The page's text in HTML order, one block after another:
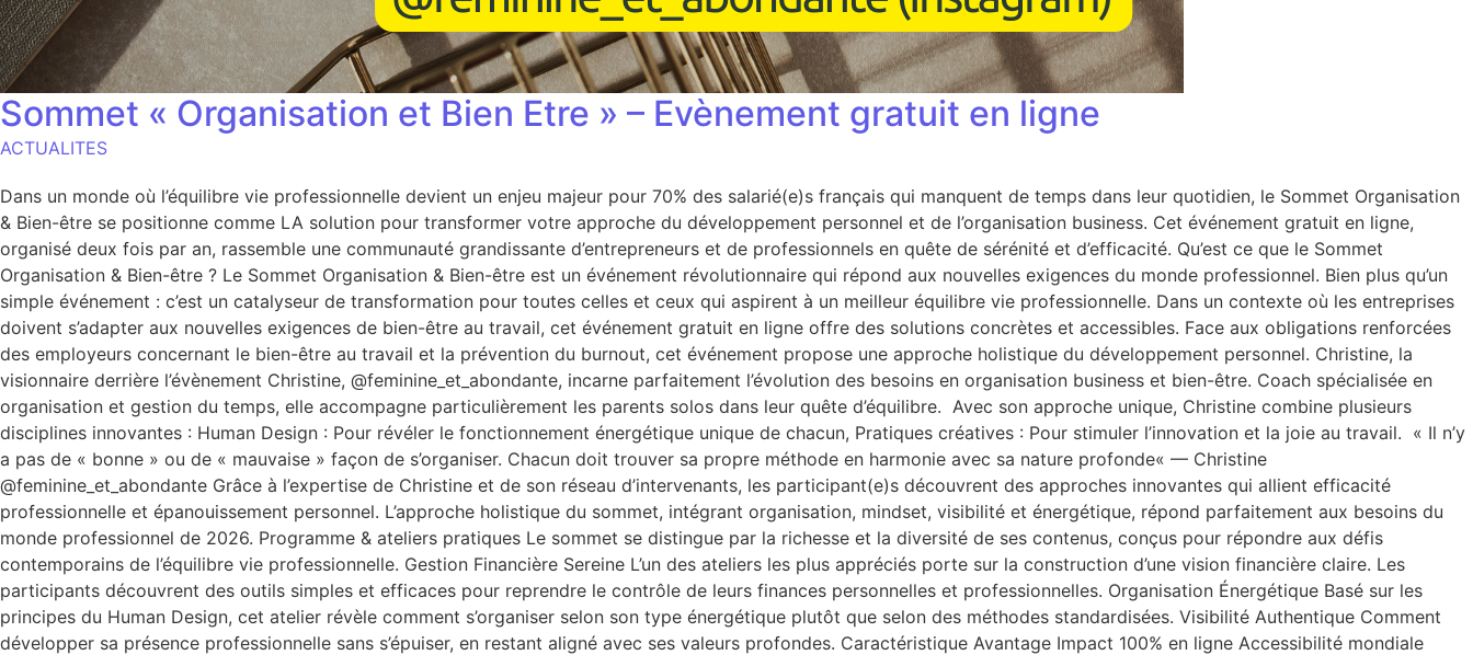
Sommet « Organisation et Bien Etre » – Evènement gratuit en ligne
ACTUALITES
Dans un monde où l’équilibre vie professionnelle devient un enjeu majeur pour 70% des salarié(e)s français qui manquent de temps dans leur quotidien, le Sommet Organisation
& Bien-être se positionne comme LA solution pour transformer votre approche du développement personnel et de l’organisation business. Cet événement gratuit en ligne,
organisé deux fois par an, rassemble une communauté grandissante d’entrepreneurs et de professionnels en quête de sérénité et d’efficacité. Qu’est ce que le Sommet
Organisation & Bien-être ? Le Sommet Organisation & Bien-être est un événement révolutionnaire qui répond aux nouvelles exigences du monde professionnel. Bien plus qu’un
simple événement : c’est un catalyseur de transformation pour toutes celles et ceux qui aspirent à un meilleur équilibre vie professionnelle. Dans un contexte où les entreprises
doivent s’adapter aux nouvelles exigences de bien-être au travail, cet événement gratuit en ligne offre des solutions concrètes et accessibles. Face aux obligations renforcées
des employeurs concernant le bien-être au travail et la prévention du burnout, cet événement propose une approche holistique du développement personnel. Christine, la
visionnaire derrière l’évènement Christine, @feminine_et_abondante, incarne parfaitement l’évolution des besoins en organisation business et bien-être. Coach spécialisée en
organisation et gestion du temps, elle accompagne particulièrement les parents solos dans leur quête d’équilibre. Avec son approche unique, Christine combine plusieurs
disciplines innovantes : Human Design : Pour révéler le fonctionnement énergétique unique de chacun, Pratiques créatives : Pour stimuler l’innovation et la joie au travail. « Il n’y
a pas de « bonne » ou de « mauvaise » façon de s’organiser. Chacun doit trouver sa propre méthode en harmonie avec sa nature profonde« — Christine
@feminine_et_abondante Grâce à l’expertise de Christine et de son réseau d’intervenants, les participant(e)s découvrent des approches innovantes qui allient efficacité
professionnelle et épanouissement personnel. L’approche holistique du sommet, intégrant organisation, mindset, visibilité et énergétique, répond parfaitement aux besoins du
monde professionnel de 2026. Programme & ateliers pratiques Le sommet se distingue par la richesse et la diversité de ses contenus, conçus pour répondre aux défis
contemporains de l’équilibre vie professionnelle. Gestion Financière Sereine L’un des ateliers les plus appréciés porte sur la construction d’une vision financière claire. Les
participants découvrent des outils simples et efficaces pour reprendre le contrôle de leurs finances personnelles et professionnelles. Organisation Énergétique Basé sur les
principes du Human Design, cet atelier révèle comment s’organiser selon son type énergétique plutôt que selon des méthodes standardisées. Visibilité Authentique Comment
développer sa présence professionnelle sans s’épuiser, en restant aligné avec ses valeurs profondes. Caractéristique Avantage Impact 100% en ligne Accessibilité mondiale